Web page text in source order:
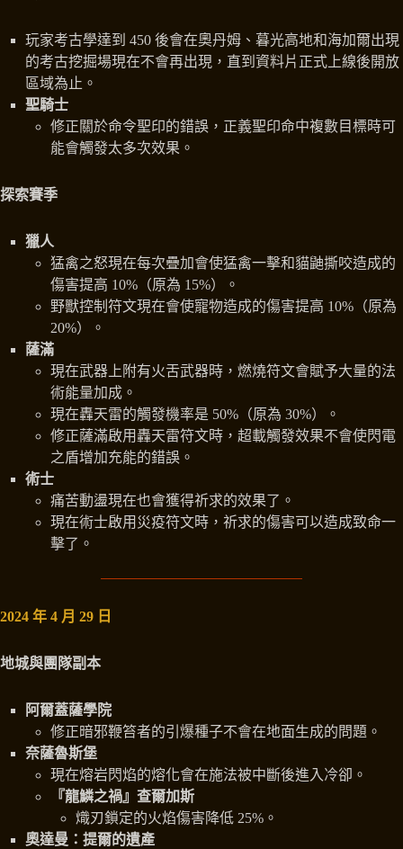
玩家考古學達到 450 後會在奧丹姆、暮光高地和海加爾出現
的考古挖掘場現在不會再出現，直到資料片正式上線後開放
區域為止。
聖騎士
修正關於命令聖印的錯誤，正義聖印命中複數目標時可
能會觸發太多次效果。
探索賽季
獵人
猛禽之怒現在每次疊加會使猛禽一擊和貓鼬撕咬造成的
傷害提高 10%（原為 15%）。
野獸控制符文現在會使寵物造成的傷害提高 10%（原為
20%）。
薩滿
現在武器上附有火舌武器時，燃燒符文會賦予大量的法
術能量加成。
現在轟天雷的觸發機率是 50%（原為 30%）。
修正薩滿啟用轟天雷符文時，超載觸發效果不會使閃電
之盾增加充能的錯誤。
術士
痛苦動盪現在也會獲得祈求的效果了。
現在術士啟用災疫符文時，祈求的傷害可以造成致命一
擊了。
2024 年 4 月 29 日
地城與團隊副本
阿爾蓋薩學院
修正暗邪鞭笞者的引爆種子不會在地面生成的問題。
奈薩魯斯堡
現在熔岩閃焰的熔化會在施法被中斷後進入冷卻。
『龍鱗之禍』查爾加斯
熾刃鎖定的火焰傷害降低 25%。
奧達曼：提爾的遺產